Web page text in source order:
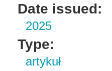
Date issued:
2025
Type:
artykuł